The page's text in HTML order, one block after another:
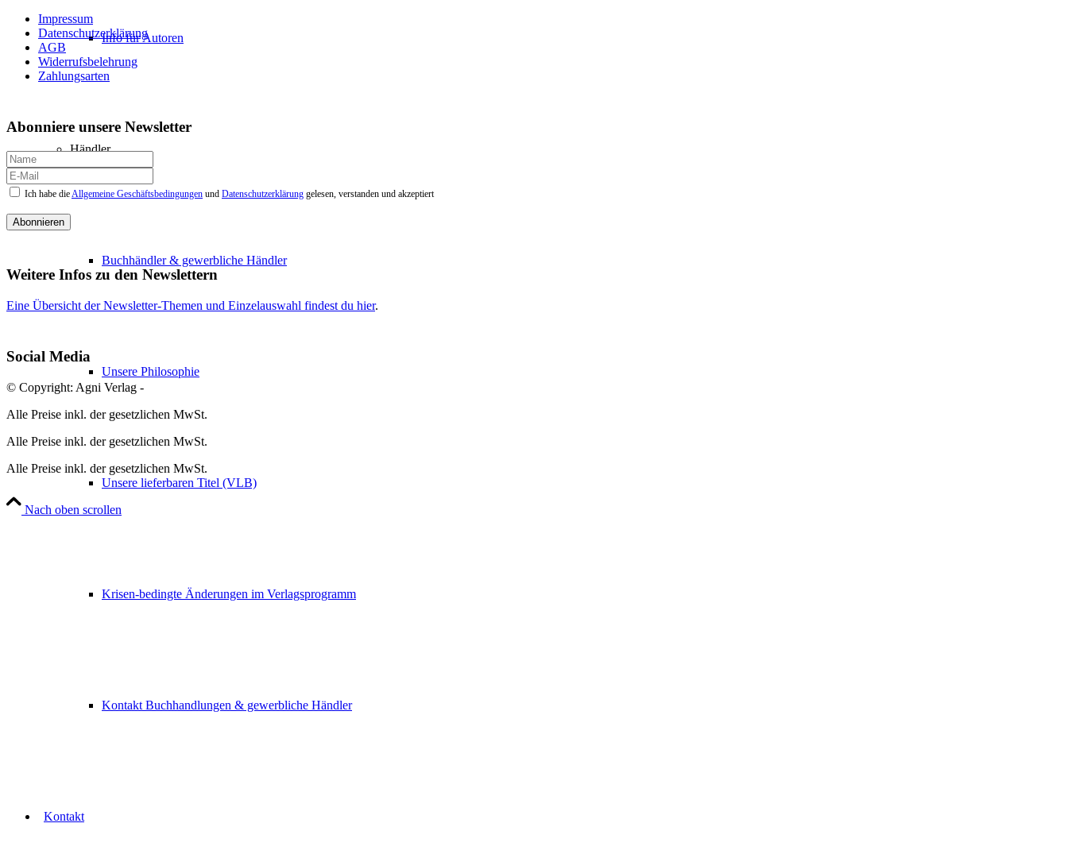
Info für Autoren
Händler
Buchhändler & gewerbliche Händler
Unsere Philosophie
Unsere lieferbaren Titel (VLB)
Krisen-bedingte Änderungen im Verlagsprogramm
Kontakt Buchhandlungen & gewerbliche Händler
Kontakt
Impressum
Datenschutzerklärung
AGB
Widerrufsbelehrung
Zahlungsarten
Abonniere unsere Newsletter
Ich habe dieAllgemeine Geschäftsbedingungen und Datenschutzerklärung gelesen, verstanden und akzeptiert
Abonnieren
Weitere Infos zu den Newslettern
Eine Übersicht der Newsletter-Themen und Einzelauswahl findest du hier.
Social Media
© Copyright: Agni Verlag -
Alle Preise inkl. der gesetzlichen MwSt.
Alle Preise inkl. der gesetzlichen MwSt.
Alle Preise inkl. der gesetzlichen MwSt.
Nach oben scrollen